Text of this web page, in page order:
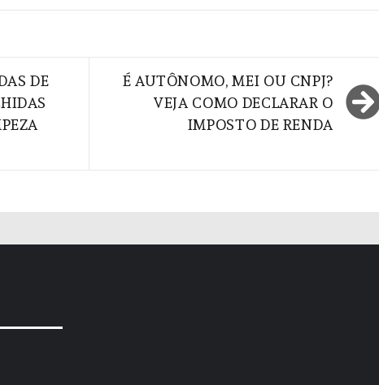
DE
É AUTÔNOMO, MEI OU CNPJ?
VEJA COMO DECLARAR O
IMPOSTO DE RENDA